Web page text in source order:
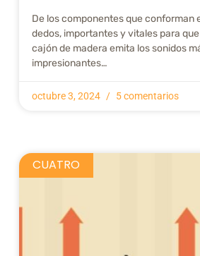
De los componentes que conforman
dedos, importantes y vitales para
cajón de madera emita los sonidos
impresionantes…
octubre 3, 2024 5 comentarios
CUATRO